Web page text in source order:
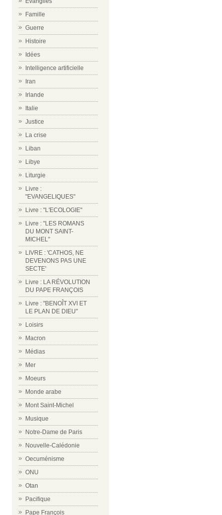
Famille
Guerre
Histoire
Idées
Intelligence artificielle
Iran
Irlande
Italie
Justice
La crise
Liban
Libye
Liturgie
Livre :
"EVANGELIQUES"
Livre : "L'ECOLOGIE"
Livre : "LES ROMANS
DU MONT SAINT-
MICHEL"
LIVRE : 'CATHOS, NE
DEVENONS PAS UNE
SECTE'
Livre : LA RÉVOLUTION
DU PAPE FRANÇOIS
Livre : "BENOÎT XVI ET
LE PLAN DE DIEU"
Loisirs
Macron
Médias
Mer
Moeurs
Monde arabe
Mont Saint-Michel
Musique
Notre-Dame de Paris
Nouvelle-Calédonie
Oecuménisme
ONU
Otan
Pacifique
Pape François